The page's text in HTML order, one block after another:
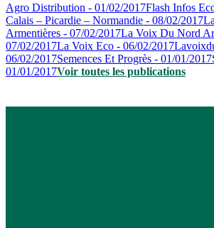
Agro Distribution - 01/02/2017Flash Infos
Calais – Picardie – Normandie - 08/02/2017
Armentières - 07/02/2017La Voix Du Nord
07/02/2017La Voix Eco - 06/02/2017
06/02/2017Semences Et Progrès - 01/01/2017
01/01/2017Voir toutes les publications